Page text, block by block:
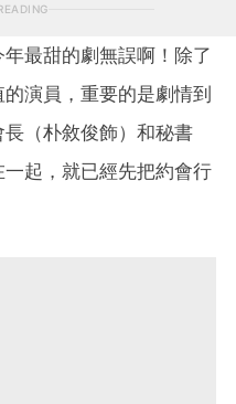
年最甜的劇無誤啊！除了
演員，重要的是劇情到
（朴敘俊飾）和秘書
一起，就已經先把約會行